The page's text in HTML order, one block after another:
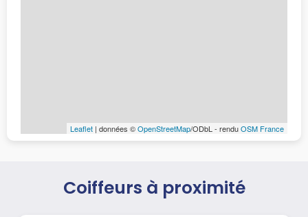
Leaflet | données ©OpenStreetMap/ODbL - renduOSM France
Coiffeurs à proximité